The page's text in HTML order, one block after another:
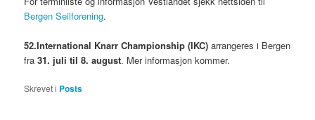
Bergen Seilforening.
52.International Knarr Championship (IKC) arrangeres i Bergen
fra31. juli til 8. august. Mer informasjon kommer.
Skrevet i Posts